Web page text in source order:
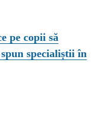
pe copii să
specialiștii în